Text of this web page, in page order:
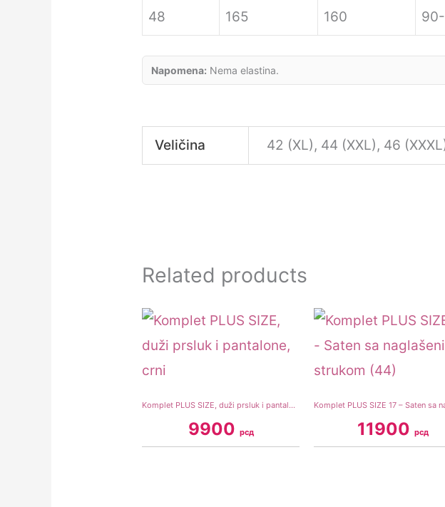
48 165 160
Napomena: Nema elastina.
Veličina 42 (XL), 44 (XXL), 46
Related products
Komplet PLUS SIZE, duži prsluk i pantalone, crni
9900 рсд 11900рсд